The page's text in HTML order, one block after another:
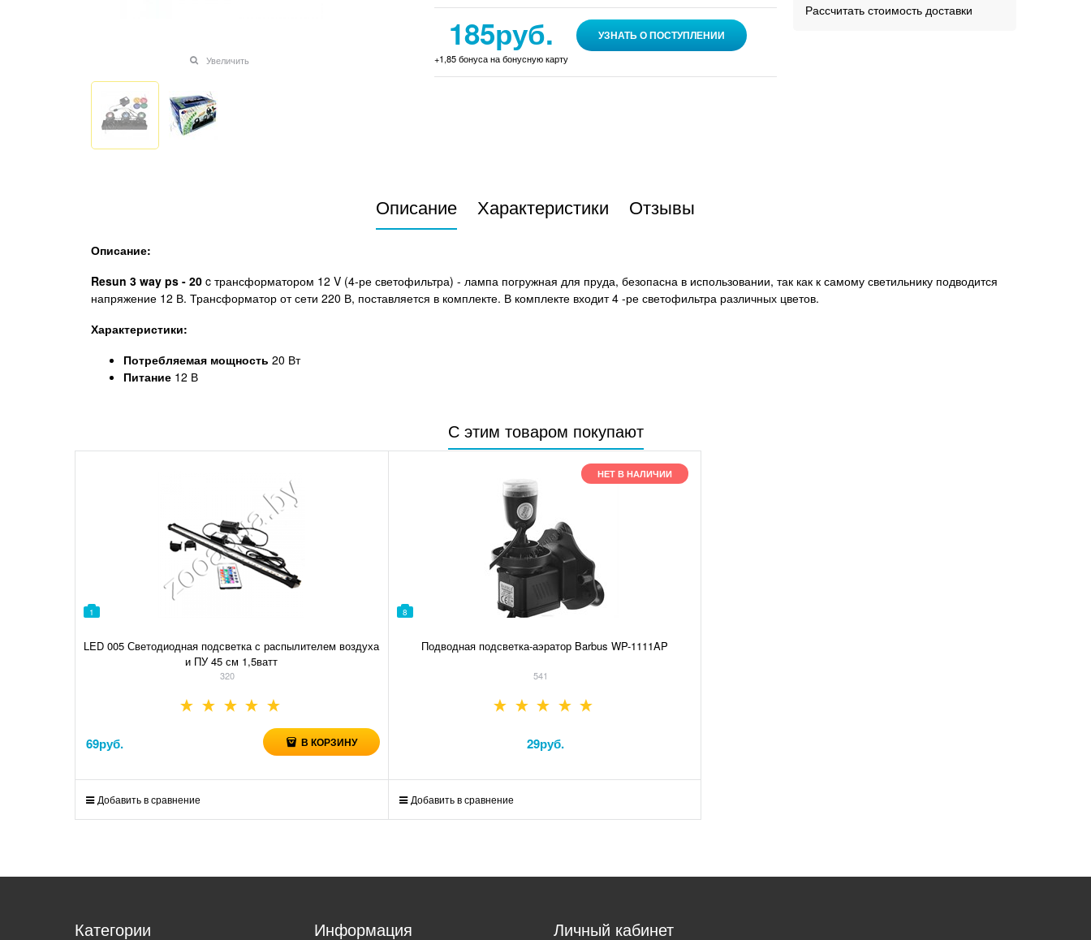
Увеличить
185руб.
+1,85 бонуса на бонусную карту
УЗНАТЬ О ПОСТУПЛЕНИИ
Рассчитать стоимость доставки
Описание Характеристики Отзывы
Описание:
Resun 3 way ps - 20 c трансформатором 12 V (4-ре светофильтра) - лампа погружная для пруда, безопасна в использовании, так как к самому светильнику подводится
напряжение 12 В. Трансформатор от сети 220 В, поставляется в комплекте. В комплекте входит 4 -ре светофильтра различных цветов.
Характеристики:
Потребляемая мощность 20 Вт
Питание 12 В
С этим товаром покупают
1
LED 005 Светодиодная подсветка с распылителем воздуха
и ПУ 45 см 1,5ватт
320
69руб. В КОРЗИНУ
Добавить в сравнение
8
Подводная подсветка-аэратор Barbus WP-1111AP
541
НЕТ В НАЛИЧИИ
29руб.
Добавить в сравнение
Категории Информация Личный кабинет